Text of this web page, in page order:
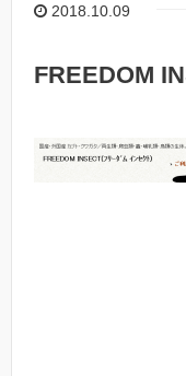
2018.10.09
FREEDOM